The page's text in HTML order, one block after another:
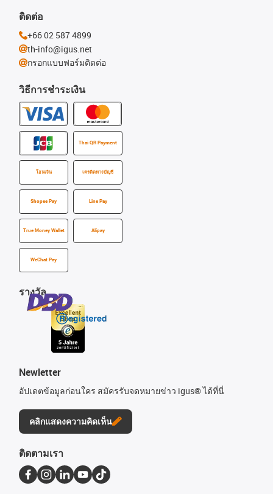
วิธีการชำระเงิน
Thai QR Payment
โอนเงิน เครดิตทางบัญชี
Shopee Pay Line Pay
True Money Wallet Alipay
WeChat Pay
รางวัล
Newletter
อัปเดตข้อมูลก่อนใคร สมัครรับจดหมายข่าว igus® ได้ที่นี่
คลิกแสดงความคิดเห็น
ติดต่อ
+66 02 587 4899
th-info@igus.net
กรอกแบบฟอร์มติดต่อ
ติดตามเรา